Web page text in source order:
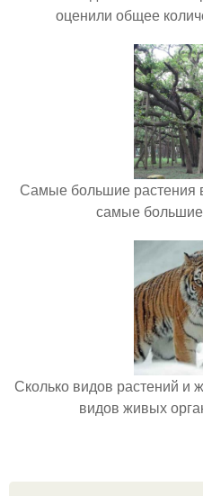
оценили общее
Самые большие растения
самые
Сколько видов растений и
видов живых